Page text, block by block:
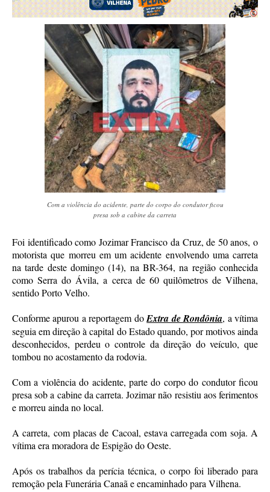
Com a violência do acidente, parte do corpo do condutor ficou
presa sob a cabine da carreta
Foi identificado como Jozimar Francisco da Cruz, de 50 anos, o
motorista que morreu em um acidente envolvendo uma carreta
na tarde deste domingo (14), na BR-364, na região conhecida
como Serra do Ávila, a cerca de 60 quilômetros de Vilhena,
sentido Porto Velho.
Conforme apurou a reportagem doExtra de Rondônia, a vítima
seguia em direção à capital do Estado quando, por motivos ainda
desconhecidos, perdeu o controle da direção do veículo, que
tombou no acostamento da rodovia.
Com a violência do acidente, parte do corpo do condutor ficou
presa sob a cabine da carreta. Jozimar não resistiu aos ferimentos
e morreu ainda no local.
A carreta, com placas de Cacoal, estava carregada com soja. A
vítima era moradora de Espigão do Oeste.
Após os trabalhos da perícia técnica, o corpo foi liberado para
remoção pela Funerária Canaã e encaminhado para Vilhena.